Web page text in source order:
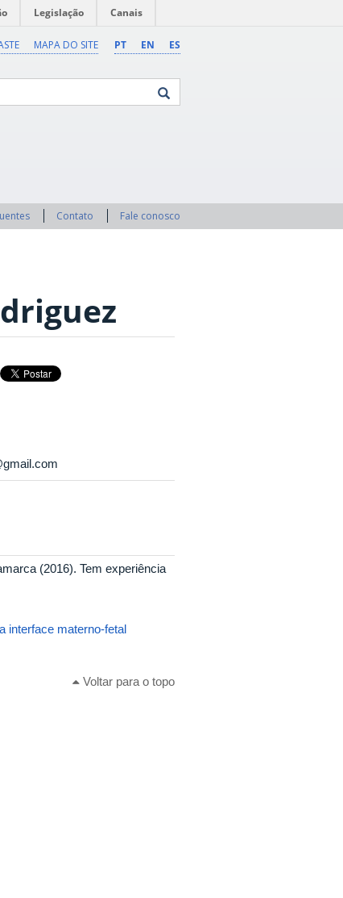
Legislação Canais
PT EN ES
MAPA DO SITE
Contato Fale conosco
(2016). Tem experiência
interface materno-fetal
Voltar para o topo